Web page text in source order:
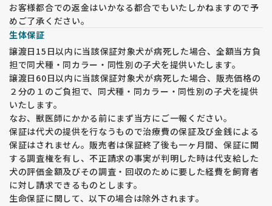
・東京 墨田区
・神奈川 横浜
・千葉
・茨城
■ 遺伝子検査
検査費用および結果表をお渡しいたします。
両親ともに当犬舎所有犬の場合は、親犬の検査結果をご確認い
ただく形となります。
必要に応じてコピーをお渡ししております。
【ご用意いただくもの】
お客様都合での返金はいかなる都合でもいたしかねますので予
めご了承ください。
生体保証
譲渡日15日以内に当該保証対象犬が病死した場合、全額当方負
担で同犬種・同カラー・同性別の子犬を提供いたします。
譲渡日60日以内に当該保証対象犬が病死した場合、販売価格の
２分の１のご負担で、同犬種・同カラー・同性別の子犬を提供
いたします。
なお、獣医師にかかる前にまず当方にご一報ください。
保証は代犬の提供を行なうもので治療費の保証及び金銭による
保証はされません。販売者は保証終了後も一ヶ月間、保証に関
する調査権を有し、不正請求の事実が判明した時は代支給した
犬の評価金額及びその調査・回収のために要した経費を飼育者
に対し請求できるものとします。
生命保証に関して、以下の場合は除外されます。